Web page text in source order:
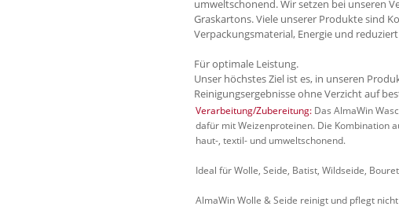
umweltschonend. Wir setzen bei unseren
Graskartons. Viele unserer Produkte sind
Verpackungsmaterial, Energie und
Für optimale Leistung.
Unser höchstes Ziel ist es, in unseren
Reinigungsergebnisse ohne Verzicht auf
Verarbeitung/Zubereitung: Das AlmaWin
dafür mit Weizenproteinen. Die Kombination
haut-, textil- und umweltschonend.
Ideal für Wolle, Seide, Batist, Wildseide,
AlmaWin Wolle & Seide reinigt und pflegt